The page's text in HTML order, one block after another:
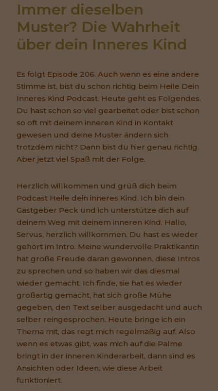
Immer dieselben
Muster? Die Wahrheit
über dein Inneres Kind
Es folgt Episode 206. Auch wenn es eine andere
Stimme ist, bist du schon richtig beim Heile Dein
Inneres Kind Podcast. Heute geht es Folgendes.
Du hast schon so viel gearbeitet oder bist schon
so oft mit deinem inneren Kind in Kontakt
gewesen und deine Muster ändern sich
trotzdem nicht? Dann bist du hier genau richtig.
Aber jetzt viel Spaß mit der Folge.
Herzlich willkommen und grüß dich beim
Podcast Heile dein inneres Kind. Ich bin dein
Gastgeber Peck und ich unterstütze dich auf
deinem Weg mit deinem inneren Kind. Hallo,
Servus, herzlich willkommen. Du hast es wieder
gehört im Intro. Meine wundervolle Praktikantin
hat große Freude daran gewonnen, diese Intros
zu sprechen und so haben wir das diesmal
wieder gemacht. Ich finde, sie hat es wieder
großartig gemacht, hat sich große Mühe
gegeben, den Text selber ausgedacht und auch
selber reingesprochen. Heute bringe ich ein
Thema mit, das regt mich regelmäßig auf. Also
wenn es etwas gibt, was mich auf die Palme
bringt in der inneren Kinderarbeit, dann sind es
Ansichten oder Ideen, wie diese Arbeit
funktioniert.